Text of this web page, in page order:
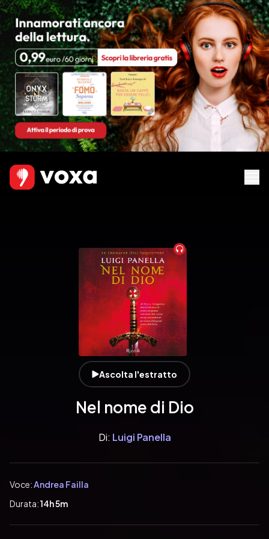
Audiobook
Ascolta l'estratto
Nel nome di Dio
Di: Luigi Panella
Voce:Andrea Failla
Durata:14h 5m